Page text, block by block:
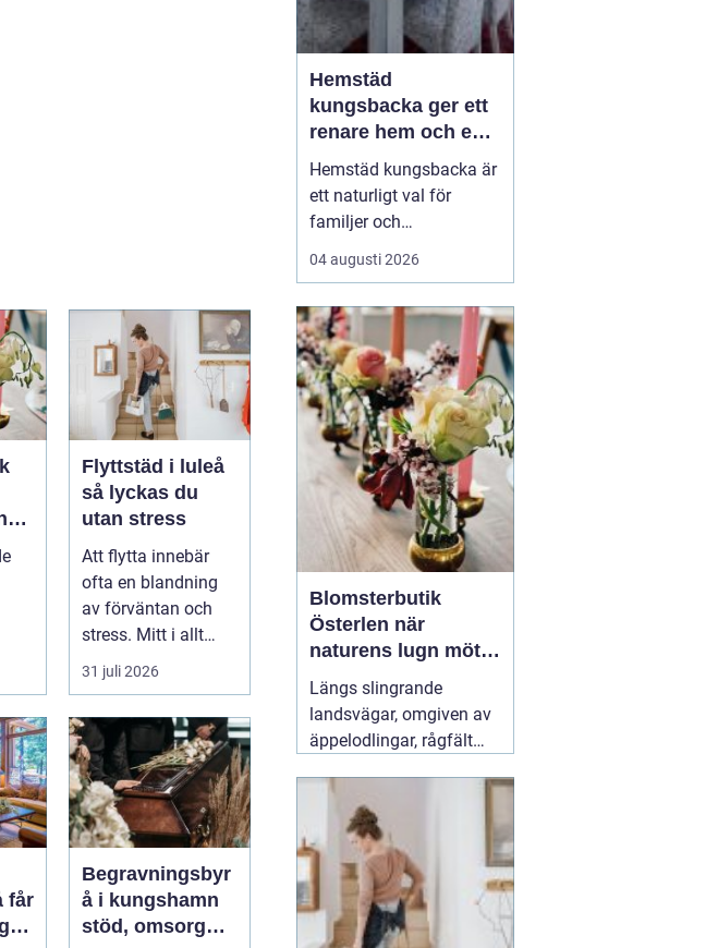
Flyttstäd i luleå
så lyckas du
utan stress
Att flytta innebär
ofta en blandning
av förväntan och
stress. Mitt i allt
packande och
31 juli 2026
Begravningsbyr
å i kungshamn
stöd, omsorg
Hemstäd
kungsbacka ger ett
renare hem och en
lugnare vardag
Hemstäd kungsbacka är
ett naturligt val för
familjer och
yrkesverksamma som
vill ha ett rent hem utan
Många upptäcker hur
mycket energi som
frigörs när de låter en
professionell städpartner
ta hand om
dammsugning,
moppning och d...
04 augusti 2026
Blomsterbutik
Österlen när
naturens lugn möter
kreativt hantverk
Längs slingrande
landsvägar, omgiven av
äppelodlingar, rågfält
blomsterhantverket på
Österlen fått en alldeles
egen karaktär. Här går
säsong, hållbarhet och
personligt uttryck före
snabba lösningar.
31 juli